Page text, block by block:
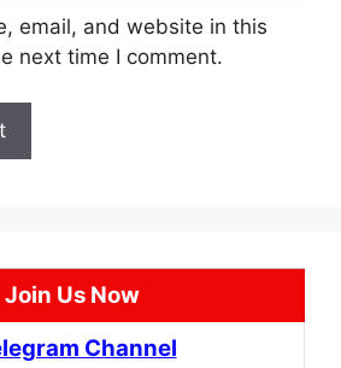
email, and website in this
next time I comment.
Join Us Now
Channel